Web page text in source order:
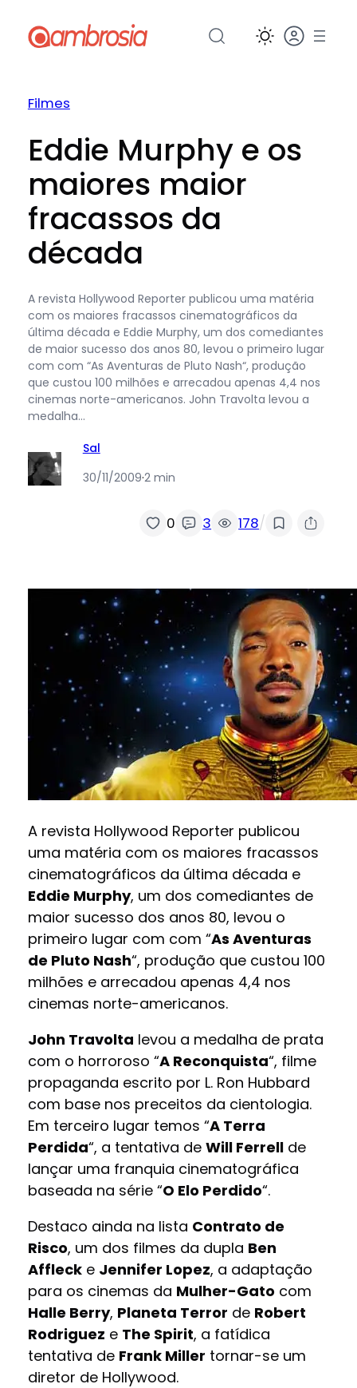
para
Filmes
Eddie Murphy e os
maiores maior
fracassos da
década
A revista Hollywood Reporter publicou uma matéria
com os maiores fracassos cinematográficos da
última década e Eddie Murphy, um dos comediantes
de maior sucesso dos anos 80, levou o primeiro lugar
com com “As Aventuras de Pluto Nash“, produção
que custou 100 milhões e arrecadou apenas 4,4 nos
cinemas norte-americanos. John Travolta levou a
medalha…
Sal
30/11/2009·2 min
0 3 178/
A revista Hollywood Reporter publicou
uma matéria com os maiores fracassos
cinematográficos da última década e
Eddie Murphy, um dos comediantes de
maior sucesso dos anos 80, levou o
primeiro lugar com com “As Aventuras
de Pluto Nash“, produção que custou 100
milhões e arrecadou apenas 4,4 nos
cinemas norte-americanos.
John Travolta levou a medalha de prata
com o horroroso “A Reconquista“, filme
propaganda escrito por L. Ron Hubbard
com base nos preceitos da cientologia.
Em terceiro lugar temos “A Terra
Perdida“, a tentativa de Will Ferrellde
lançar uma franquia cinematográfica
baseada na série “O Elo Perdido“.
Destaco ainda na lista Contrato de
Risco, um dos filmes da dupla Ben
Afflecke Jennifer Lopez, a adaptação
para os cinemas da Mulher-Gato com
Halle Berry, Planeta Terror de Robert
Rodriguez e The Spirit, a fatídica
tentativa de Frank Miller tornar-se um
diretor de Hollywood.